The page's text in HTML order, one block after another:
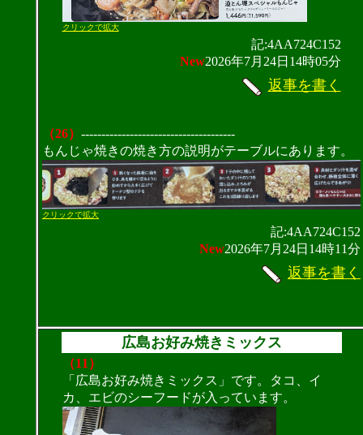
クリックで拡大
記:4AA724C152
New2026年7月24日14時05分
返事を書く
（26） --------------------------------------
もんじゃ焼きの焼き方の説明がテーブルにあります。
クリックで拡大
記:4AA724C152
New2026年7月24日14時11分
返事を書く
広島お好み焼きミックス
（11）
「広島お好み焼きミックス」です。タコ、イ
カ、エビのシーフードが入っています。